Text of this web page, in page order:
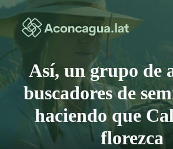
Saltar
al
contenido
Así, un grupo de
buscadores de
haciendo que
florezca